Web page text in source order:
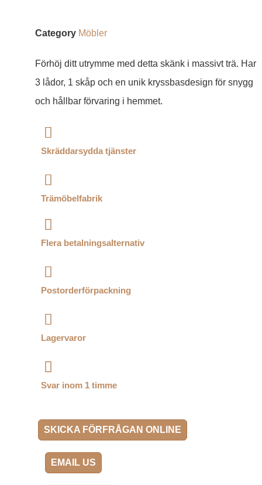
Category Möbler
Förhöj ditt utrymme med detta skänk i massivt trä. Har
3 lådor, 1 skåp och en unik kryssbasdesign för snygg
och hållbar förvaring i hemmet.
Skräddarsydda tjänster
Trämöbelfabrik
Flera betalningsalternativ
Postorderförpackning
Lagervaror
Svar inom 1 timme
SKICKA FÖRFRÅGAN ONLINE
EMAIL US